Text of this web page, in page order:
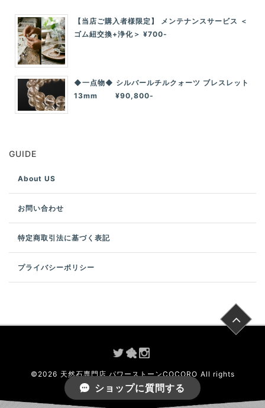
【当店ご購入者様限定】 メンテナンスサービス ＜
ゴム紐交換+浄化＞ ¥700-
◆一点物◆ シルバールチルクォーツ ブレスレット
13mm ¥90,800-
GUIDE
About US
お問い合わせ
特定商取引法に基づく表記
プライバシーポリシー
© 2026 天然石専門店 パワーストーンCOCORO All rights
reserved.
ショップに質問する